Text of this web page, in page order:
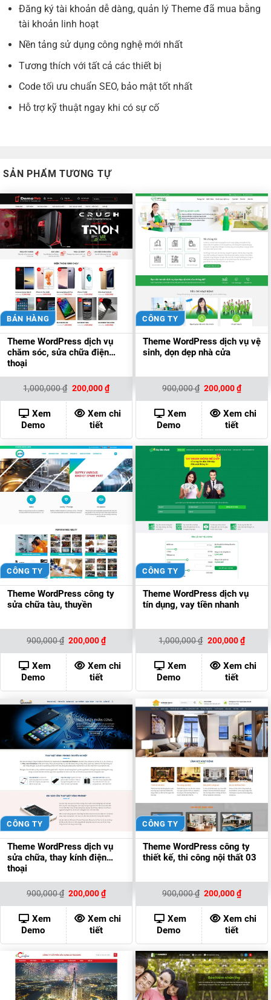
Đăng ký tài khoản dễ dàng, quản lý Theme đã mua bằng
tài khoản linh hoạt
Nền tảng sử dụng công nghệ mới nhất
Tương thích với tất cả các thiết bị
Code tối ưu chuẩn SEO, bảo mật tốt nhất
Hỗ trợ kỹ thuật ngay khi có sự cố
SẢN PHẨM TƯƠNG TỰ
BÁN HÀNG
Theme WordPress dịch vụ
chăm sóc, sửa chữa điện
thoại
1,000,000₫ Giá
gốc
là:
1,000,000 ₫.
200,000₫Giá
hiện
tại
là:
200,000 ₫.
Xem
Demo
Xem chi
tiết
CÔNG TY
Theme WordPress dịch vụ vệ
sinh, dọn dẹp nhà cửa
900,000₫ Giá
gốc
là:
900,000 ₫.
200,000₫Giá
hiện
tại
là:
Xem
Demo
Xem chi
tiết
CÔNG TY
Theme WordPress công ty
sửa chữa tàu, thuyền
900,000₫ Giá
là:
900,000 ₫.
200,000₫Giá
hiện
tại
là:
200,000 ₫.
Xem
Demo
Xem chi
tiết
CÔNG TY
Theme WordPress dịch vụ
tín dụng, vay tiền nhanh
1,000,000₫ Giá
là:
1,000,000 ₫.
200,000₫Giá
hiện
tại
là:
Xem
Demo
Xem chi
tiết
CÔNG TY
Theme WordPress dịch vụ
sửa chữa, thay kính điện
thoại
900,000₫ Giá
gốc
là:
900,000 ₫.
200,000₫Giá
hiện
tại
là:
200,000 ₫.
Xem
Demo
Xem chi
tiết
CÔNG TY
Theme WordPress công ty
thiết kế, thi công nội thất 03
900,000₫ Giá
gốc
là:
900,000 ₫.
200,000₫Giá
hiện
tại
là:
Xem
Demo
Xem chi
tiết